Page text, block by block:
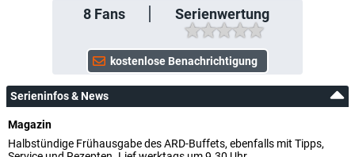
8Fans Serienwertung
Serieninfos & News
Magazin
Halbstündige Frühausgabe des ARD-Buffets, ebenfalls mit Tipps,